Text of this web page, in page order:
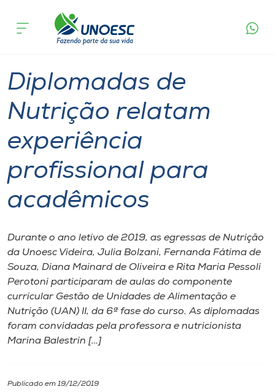
Cursos
Pesquisa
Atendimento ao Estudante
Portal de Ensino
Internacionalização
I.nova
Diplomados
acontece
Diplomadas de
Nutrição relatam
experiência
profissional para
acadêmicos
Durante o ano letivo de 2019, as egressas de Nutrição
da Unoesc Videira, Julia Bolzani, Fernanda Fátima de
Souza, Diana Mainard de Oliveira e Rita Maria Pessoli
Perotoni participaram de aulas do componente
curricular Gestão de Unidades de Alimentação e
Nutrição (UAN) II, da 6ª fase do curso. As diplomadas
foram convidadas pela professora e nutricionista
Marina Balestrin […]
Publicado em 19/12/2019